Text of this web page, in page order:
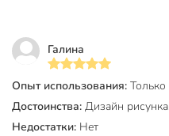
Материал
Цвет
Тип
Галина
Опыт использования: Только
Достоинства: Дизайн
Недостатки: Нет